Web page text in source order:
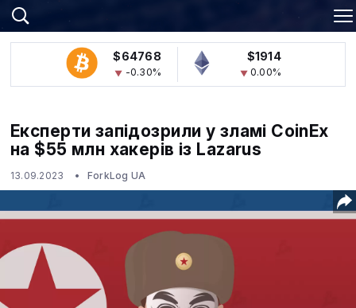
$64768
-0.30%
$1914
0.00%
Експерти запідозрили у зламі CoinEx
на $55 млн хакерів із Lazarus
13.09.2023 ForkLog UA